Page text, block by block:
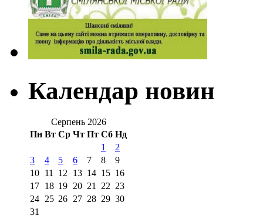
Календар новин
Серпень 2026
Пн Вт Ср Чт Пт Сб Нд
1
2
3
4 5 6 7 8
9
10 11 12 13 14 15 16
17 18 19 20 21 22 23
24 25 26 27 28 29 30
31